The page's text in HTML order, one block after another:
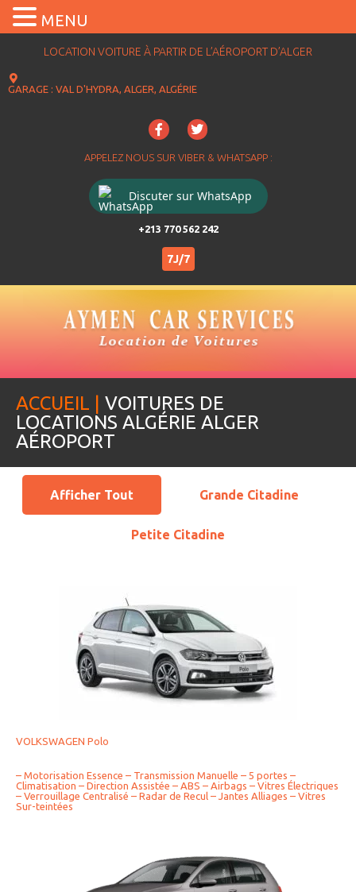
LOCATION VOITURE À PARTIR DE L’AÉROPORT D’ALGER
GARAGE : VAL D'HYDRA, ALGER, ALGÉRIE
APPELEZ NOUS SUR VIBER & WHATSAPP :
Discuter sur WhatsApp
+213 770 562 242
7J/7
ACCUEIL | VOITURES DE
LOCATIONS ALGÉRIE ALGER
AÉROPORT
Afficher Tout Grande Citadine
Petite Citadine
VOLKSWAGEN Polo
– Motorisation Essence – Transmission Manuelle – 5 portes –
Climatisation – Direction Assistée – ABS – Airbags – Vitres Électriques
– Verrouillage Centralisé – Radar de Recul – Jantes Alliages – Vitres
Sur-teintées
MENU